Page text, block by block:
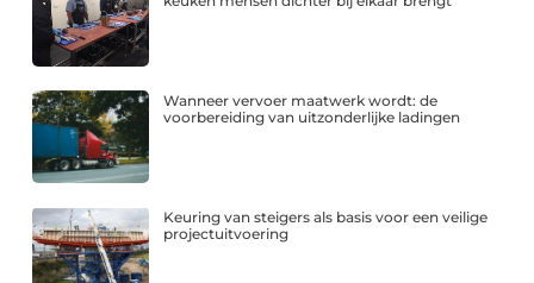
Wanneer vervoer maatwerk wordt: de
voorbereiding van uitzonderlijke ladingen
Keuring van steigers als basis voor een veilige
projectuitvoering